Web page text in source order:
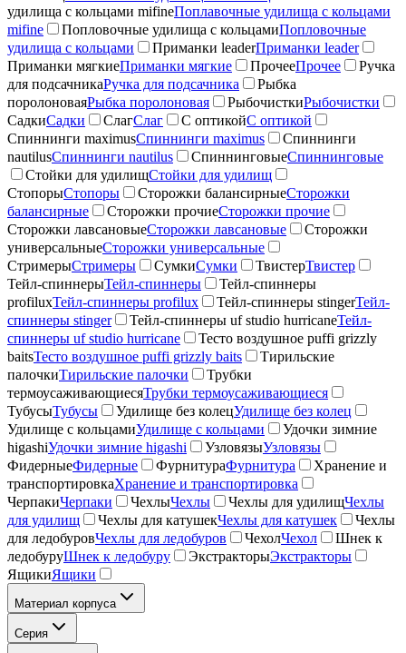
удилища с кольцами mifineПоплавочные удилища с кольцами
mifine
Попловочные удилища с кольцамиПопловочные
удилища с кольцами
Приманки leaderПриманки leader
Приманки мягкиеПриманки мягкие ПрочееПрочее
Ручка
для подсачникаРучка для подсачника
Рыбка
поролоноваяРыбка поролоновая РыбочисткиРыбочистки
СадкиСадки СлагСлаг С оптикойС оптикой
Спиннинги maximusСпиннинги maximus
Спиннинги
nautilusСпиннинги nautilus СпиннинговыеСпиннинговые
Стойки для удилищСтойки для удилищ
СтопорыСтопоры Сторожки балансирныеСторожки
балансирные
Сторожки прочиеСторожки прочие
Сторожки лавсановыеСторожки лавсановые
Сторожки
универсальныеСторожки универсальные
СтримерыСтримеры СумкиСумки ТвистерТвистер
Тейл-спиннерыТейл-спиннеры
Тейл-спиннеры
profiluxТейл-спиннеры profilux Тейл-спиннеры stingerТейл-
спиннеры stinger
Тейл-спиннеры uf studio hurricaneТейл-
спиннеры uf studio hurricane
Тесто воздушное puffi grizzly
baitsТесто воздушное puffi grizzly baits
Тирильские
палочкиТирильские палочки
Трубки
термоусаживающиесяТрубки термоусаживающиеся
ТубусыТубусы Удилище без колецУдилище без колец
Удилище с кольцамиУдилище с кольцами
Удочки зимние
higashiУдочки зимние higashi УзловязыУзловязы
ФидерныеФидерные ФурнитураФурнитура
Хранение и
транспортировкаХранение и транспортировка
ЧерпакиЧерпаки ЧехлыЧехлы Чехлы для удилищЧехлы
для удилищ
Чехлы для катушекЧехлы для катушек
Чехлы
для ледобуровЧехлы для ледобуров ЧехолЧехол
Шнек к
ледобуруШнек к ледобуру ЭкстракторыЭкстракторы
ЯщикиЯщики
Материал корпуса
Серия